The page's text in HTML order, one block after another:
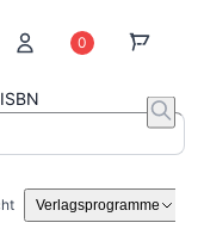
0 0
Verlagsprogramme